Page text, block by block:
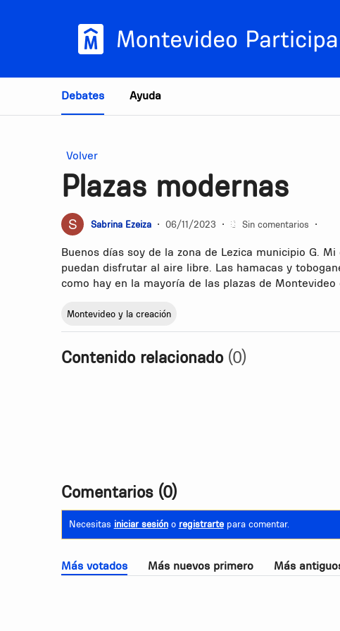
Debates Ayuda
Volver
Plazas modernas
Sabrina Ezeiza • 06/11/2023 • Sin comentarios •
Buenos días soy de la zona de Lezica municipio G.
puedan disfrutar al aire libre. Las hamacas y
como hay en la mayoría de las plazas de Montevideo
Montevideo y la creación
Contenido relacionado (0)
Comentarios (0)
Necesitas iniciar sesióno registrartepara comentar.
Más votados Más nuevos primero Más